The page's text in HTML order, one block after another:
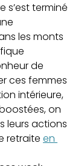
s’est terminé
les monts
de
ces femmes
intérieure,
on
leurs actions
retraite en